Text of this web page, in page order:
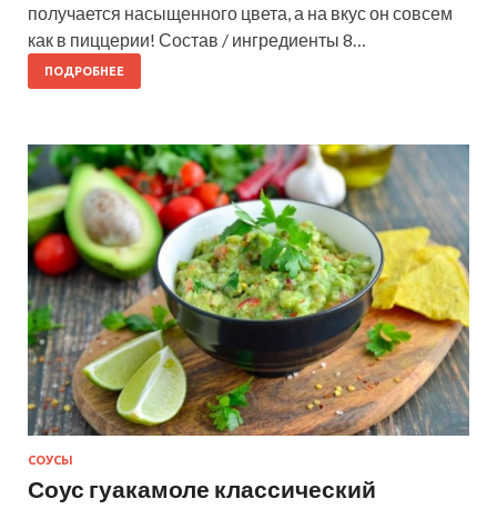
получается насыщенного цвета, а на вкус он совсем
как в пиццерии! Состав / ингредиенты 8…
ПОДРОБНЕЕ
СОУСЫ
Соус гуакамоле классический